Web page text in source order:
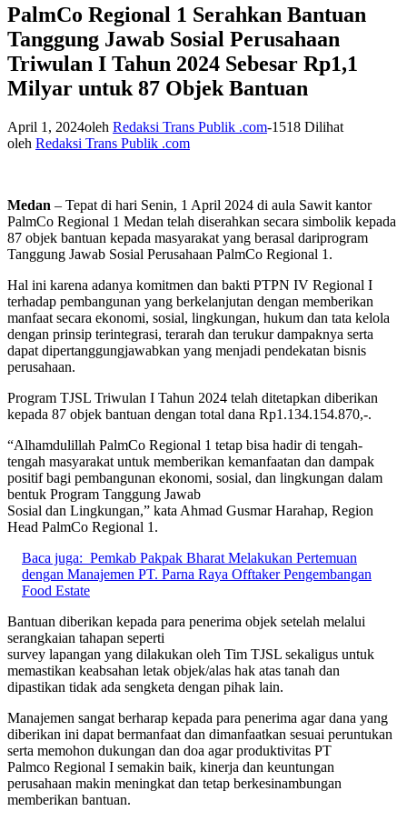
PalmCo Regional 1 Serahkan Bantuan
Tanggung Jawab Sosial Perusahaan
Triwulan I Tahun 2024 Sebesar Rp1,1
Milyar untuk 87 Objek Bantuan
April 1, 2024oleh Redaksi Trans Publik .com-1518 Dilihat
oleh Redaksi Trans Publik .com
Medan – Tepat di hari Senin, 1 April 2024 di aula Sawit kantor
PalmCo Regional 1 Medan telah diserahkan secara simbolik kepada
87 objek bantuan kepada masyarakat yang berasal dariprogram
Tanggung Jawab Sosial Perusahaan PalmCo Regional 1.
Hal ini karena adanya komitmen dan bakti PTPN IV Regional I
terhadap pembangunan yang berkelanjutan dengan memberikan
manfaat secara ekonomi, sosial, lingkungan, hukum dan tata kelola
dengan prinsip terintegrasi, terarah dan terukur dampaknya serta
dapat dipertanggungjawabkan yang menjadi pendekatan bisnis
perusahaan.
Program TJSL Triwulan I Tahun 2024 telah ditetapkan diberikan
kepada 87 objek bantuan dengan total dana Rp1.134.154.870,-.
“Alhamdulillah PalmCo Regional 1 tetap bisa hadir di tengah-
tengah masyarakat untuk memberikan kemanfaatan dan dampak
positif bagi pembangunan ekonomi, sosial, dan lingkungan dalam
bentuk Program Tanggung Jawab
Sosial dan Lingkungan,” kata Ahmad Gusmar Harahap, Region
Head PalmCo Regional 1.
Baca juga: Pemkab Pakpak Bharat Melakukan Pertemuan
dengan Manajemen PT. Parna Raya Offtaker Pengembangan
Food Estate
Bantuan diberikan kepada para penerima objek setelah melalui
serangkaian tahapan seperti
survey lapangan yang dilakukan oleh Tim TJSL sekaligus untuk
memastikan keabsahan letak objek/alas hak atas tanah dan
dipastikan tidak ada sengketa dengan pihak lain.
Manajemen sangat berharap kepada para penerima agar dana yang
diberikan ini dapat bermanfaat dan dimanfaatkan sesuai peruntukan
serta memohon dukungan dan doa agar produktivitas PT
Palmco Regional I semakin baik, kinerja dan keuntungan
perusahaan makin meningkat dan tetap berkesinambungan
memberikan bantuan.